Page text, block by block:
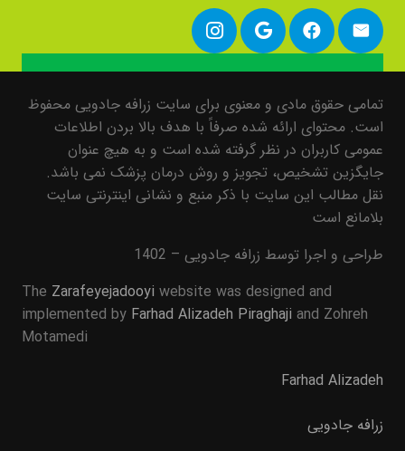
تمامی حقوق مادی و معنوی برای سایت زرافه جادویی محفوظ
است. محتوای ارائه شده صرفاً با هدف بالا بردن اطلاعات
عمومی کاربران در نظر گرفته شده است و به هیچ عنوان
جایگزین تشخیص، تجویز و روش درمان پزشک نمی باشد.
نقل مطالب این سایت با ذکر منبع و نشانی اینترنتی سایت
بلامانع است
طراحی و اجرا توسط زرافه جادویی – 1402
The Zarafeyejadooyi website was designed and
implemented by Farhad Alizadeh Piraghaji and Zohreh
Motamedi
Farhad Alizadeh
زرافه جادویی